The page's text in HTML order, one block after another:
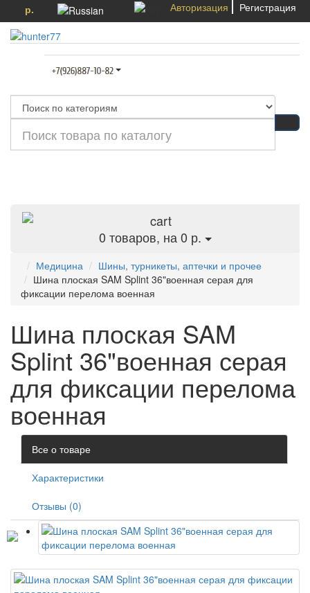
р. Авторизация Регистрация
0 товаров, на 0 р.
Медицина
Шины, турникеты, аптечки и прочее
Шина плоская SAM Splint 36"военная серая для
фиксации перелома военная
Шина плоская SAM
Splint 36"военная серая
для фиксации перелома
военная
Все о товаре
Характеристики
Отзывы (0)